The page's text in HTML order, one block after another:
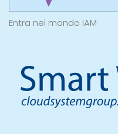
Entra nel mondo IAM